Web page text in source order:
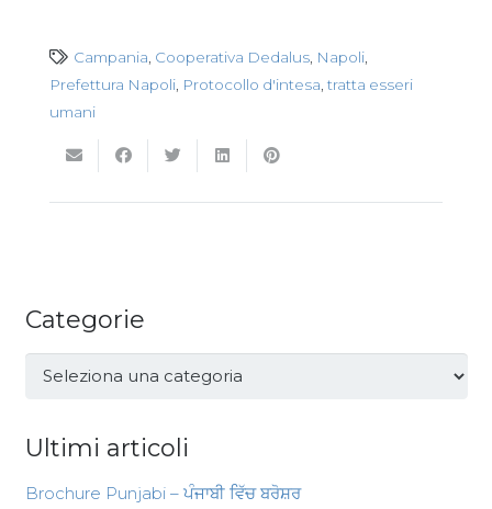
Campania Cooperativa Dedalus Napoli
Prefettura Napoli Protocollo d'intesa tratta esseri
umani
Categorie
Categorie
Ultimi articoli
Brochure Punjabi – ਪੰਜਾਬੀ ਵਿੱਚ ਬਰੋਸ਼ਰ